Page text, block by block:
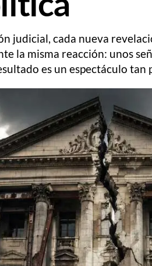
judicial, cada nueva
la misma reacción: unos
es un espectáculo